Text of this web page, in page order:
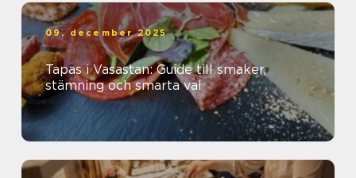
09. december 2025
Tapas i Vasastan: Guide till smaker,
stämning och smarta val